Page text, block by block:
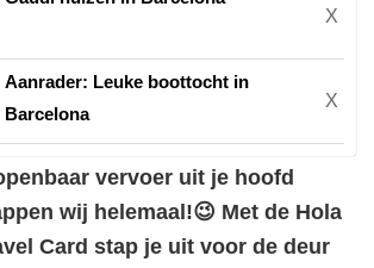
X
Aanrader: Leuke boottocht in
Barcelona
X
zonnigeBarcelona, maar je wilt
vervoer uit je hoofd
wij helemaal!😉 Met de Hola
Card stap je uit voor de deur